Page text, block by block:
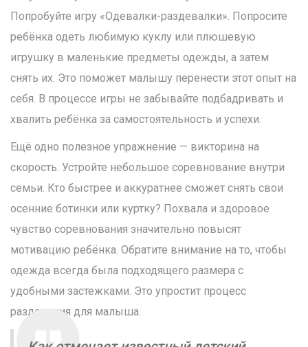
Попробуйте игру «Одевалки-раздевалки». Попросите
ребёнка одеть любимую куклу или плюшевую
игрушку в маленькие предметы одежды, а затем
снять их. Это поможет малышу перенести этот опыт на
себя. В процессе игры не забывайте подбадривать и
хвалить ребёнка за самостоятельность и успехи.
Ещё одно полезное упражнение — викторина на
скорость. Устройте небольшое соревнование внутри
семьи. Кто быстрее и аккуратнее сможет снять свои
осенние ботинки или куртку? Похвала и здоровое
чувство соревнования значительно повысят
мотивацию ребёнка. Обратите внимание на то, чтобы
одежда всегда была подходящего размера с
удобными застежками. Это упростит процесс
раздевания для малыша.